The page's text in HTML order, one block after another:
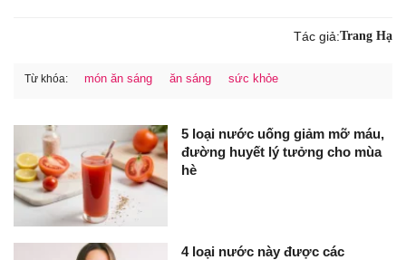
Tác giả:Trang Hạ
Từ khóa: món ăn sáng ăn sáng sức khỏe
5 loại nước uống giảm mỡ máu,
đường huyết lý tưởng cho mùa
hè
4 loại nước này được các